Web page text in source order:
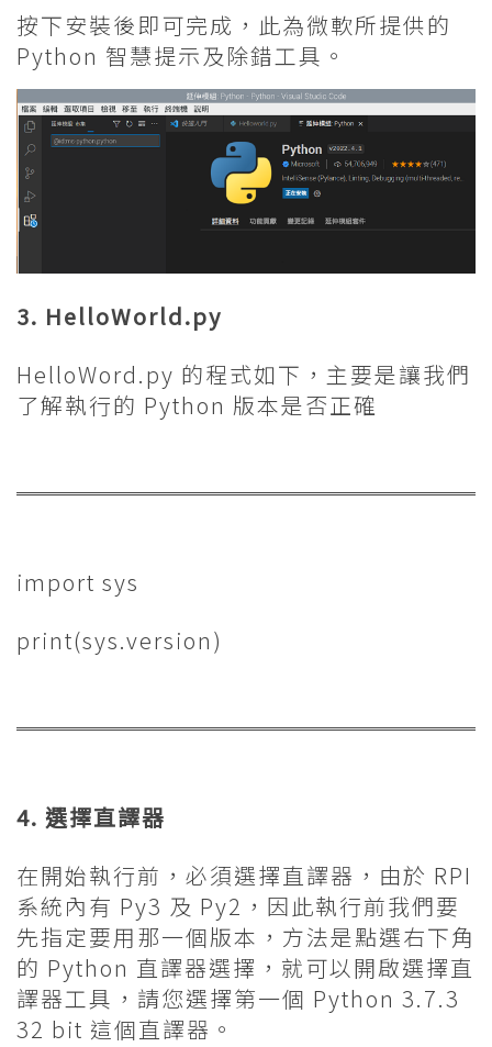
按下安裝後即可完成，此為微軟所提供的
Python 智慧提示及除錯工具。
3. HelloWorld.py
HelloWord.py 的程式如下，主要是讓我們
了解執行的 Python 版本是否正確
import sys
print(sys.version)
4. 選擇直譯器
在開始執行前，必須選擇直譯器，由於 RPI
系統內有 Py3 及 Py2，因此執行前我們要
先指定要用那一個版本，方法是點選右下角
的 Python 直譯器選擇，就可以開啟選擇直
譯器工具，請您選擇第一個 Python 3.7.3
32 bit 這個直譯器。